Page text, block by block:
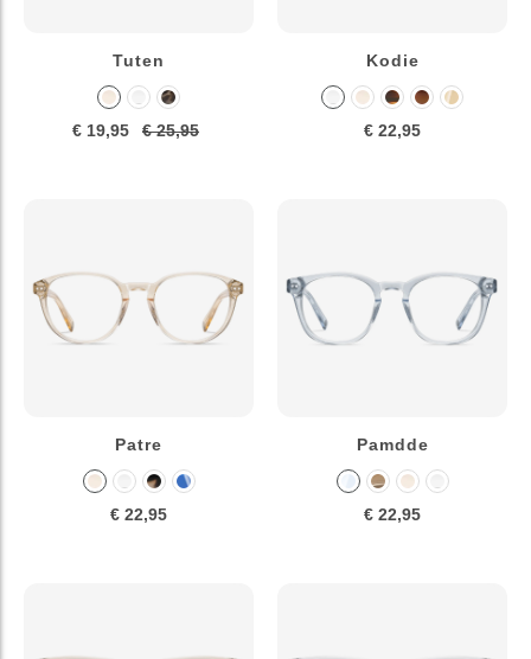
Tuten
€ 19,95 € 25,95
Kodie
€ 22,95
Patre
€ 22,95
Pamdde
€ 22,95